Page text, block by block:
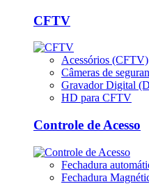
CFTV
Acessórios (CFTV)
Câmeras de
Gravador Digital
HD para CFTV
Controle de Acesso
Fechadura
Fechadura